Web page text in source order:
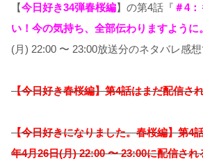
【今日好き34弾春桜編】の第4話『 ＃4
い！今の気持ち、全部伝わりますように。
(月) 22:00 〜 23:00放送分のネタバレ感想
【今日好き春桜編】第4話はまだ配信さ
【今日好きになりました。春桜編】第4
年4月26日(月) 22:00 〜 23:00に配信され